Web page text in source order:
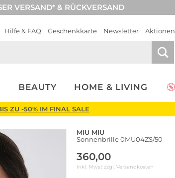
VERSAND* & RÜCKVERSAND
Hilfe & FAQ Geschenkkarte Newsletter Aktionen
BEAUTY HOME & LIVING
ZU -50% IM FINAL SALE
MIU MIU
Sonnenbrille 0MU04ZS/50
360,00
inkl. Mwst zzgl. Versandkosten